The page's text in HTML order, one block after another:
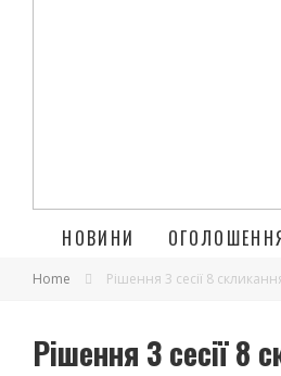
НОВИНИ
Home Рішення 3 сесії 8
Рішення 3 сесії 8